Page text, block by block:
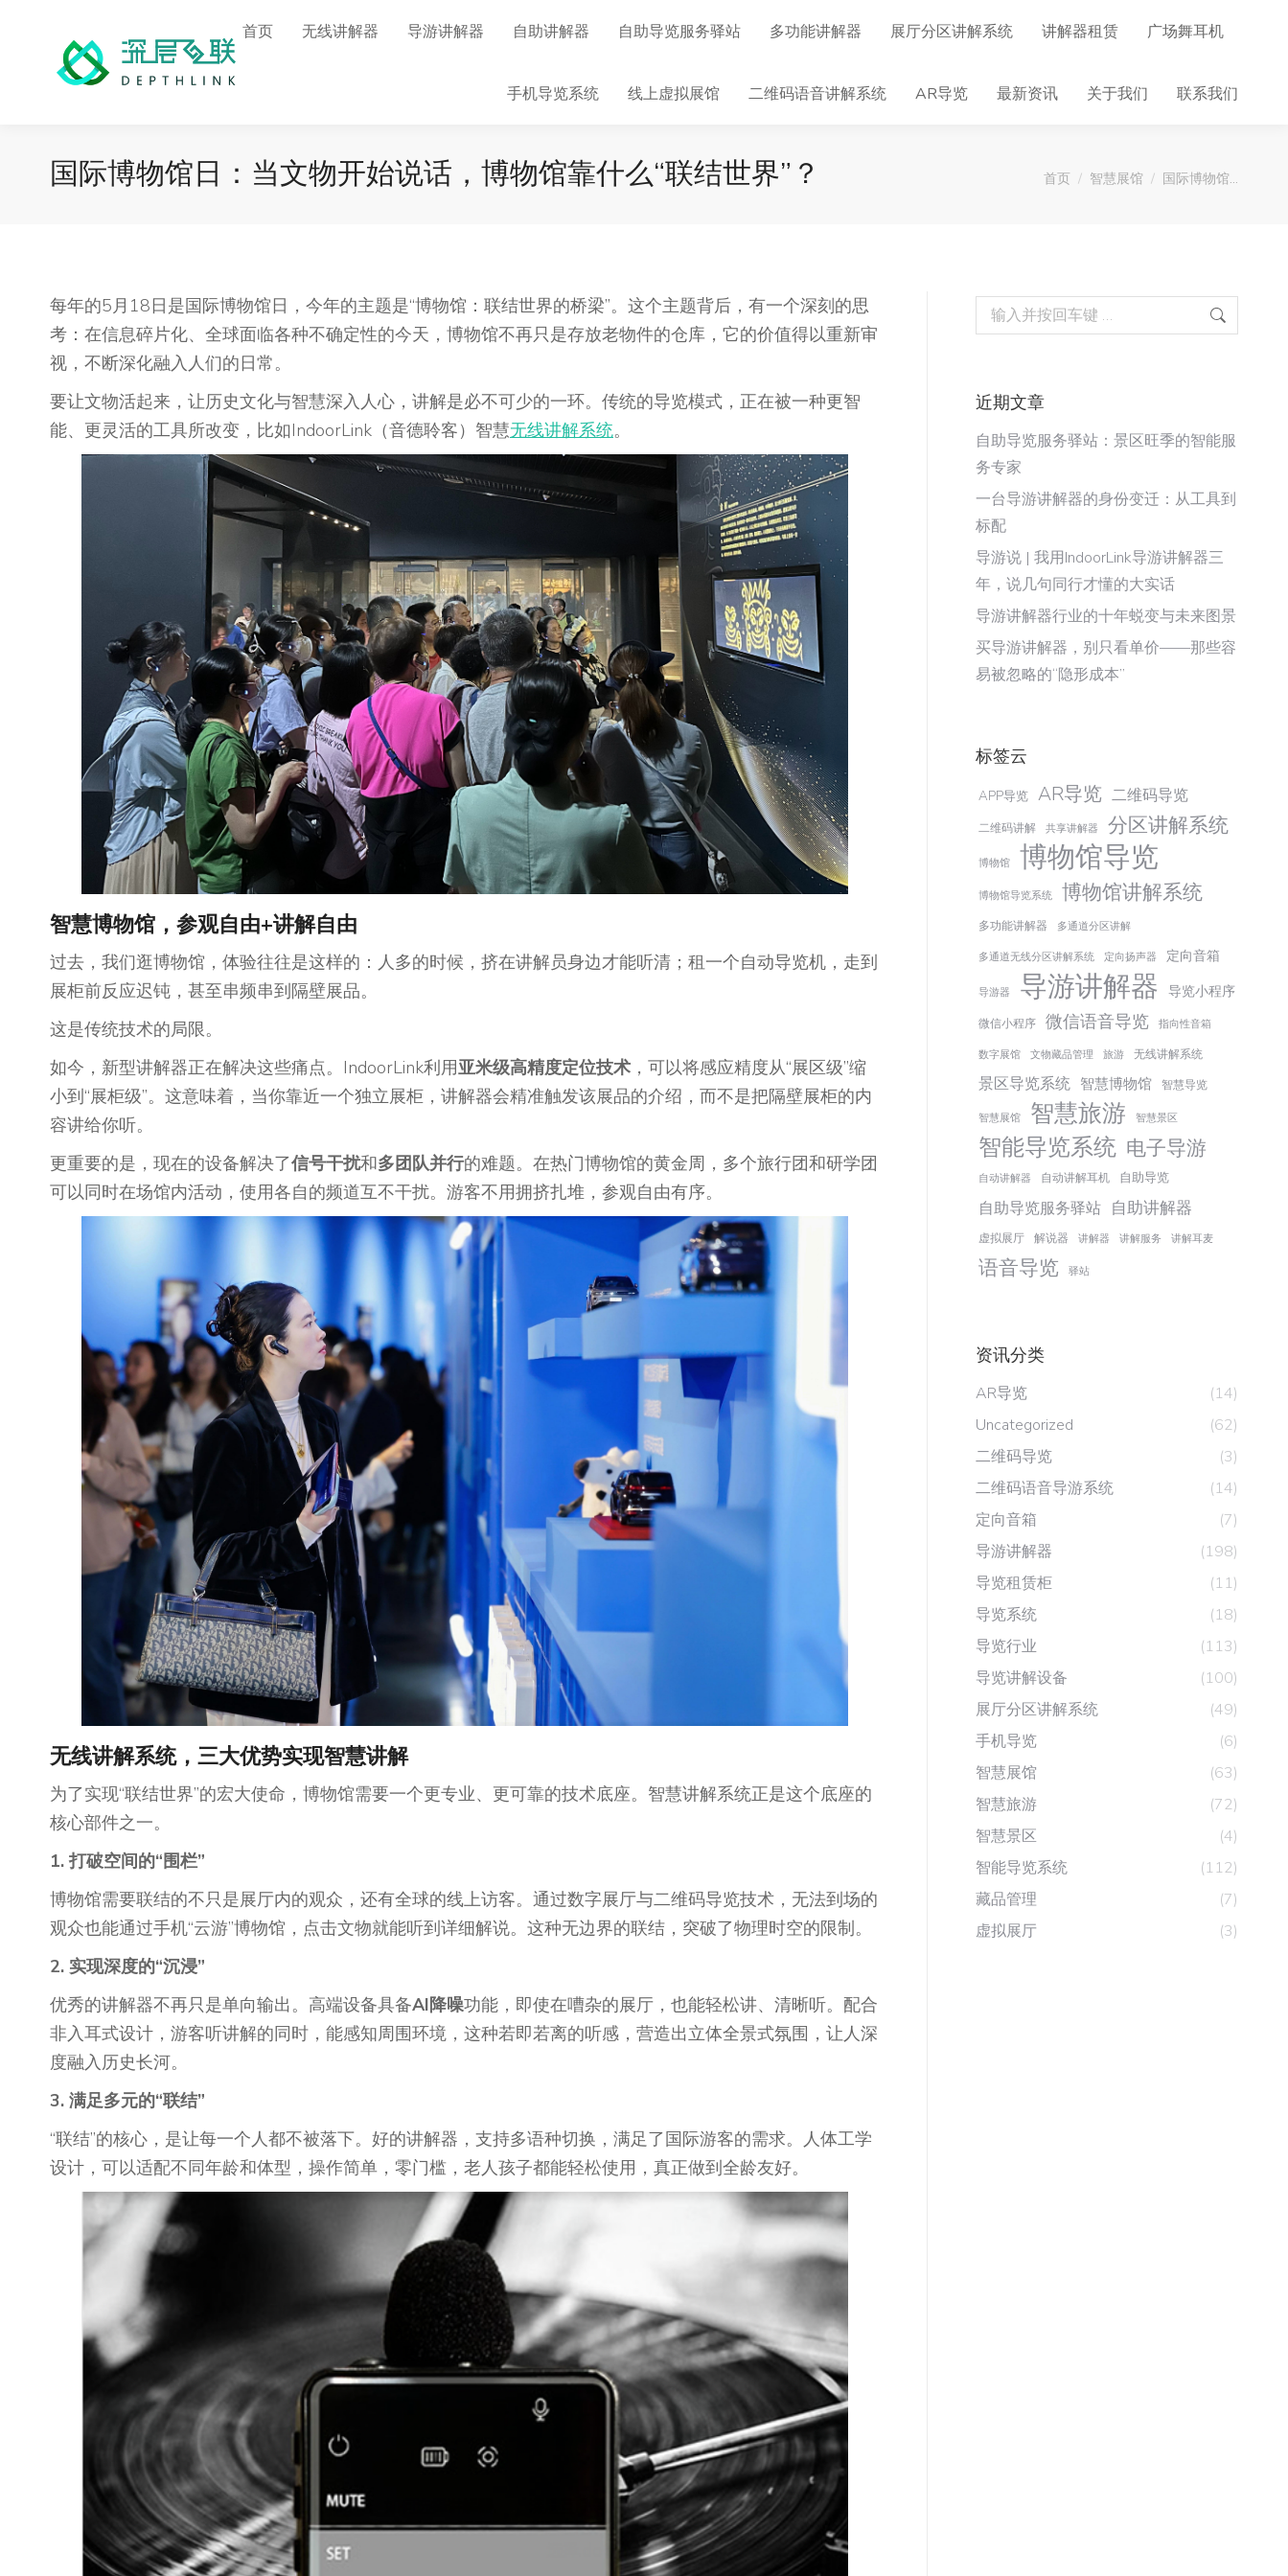
首页 无线讲解器 导游讲解器 自助讲解器 自助导览服务驿站 多功能讲解器 展厅分区讲解系统 讲解器租赁 广场舞耳机
手机导览系统 线上虚拟展馆 二维码语音讲解系统 AR导览 最新资讯 关于我们 联系我们
国际博物馆日：当文物开始说话，博物馆靠什么“联结世界”？ 您在这里：
首页 智慧展馆 国际博物馆…
每年的5月18日是国际博物馆日，今年的主题是“博物馆：联结世界的桥梁”。这个主题背后，有一个深刻的思
考：在信息碎片化、全球面临各种不确定性的今天，博物馆不再只是存放老物件的仓库，它的价值得以重新审
视，不断深化融入人们的日常。
要让文物活起来，让历史文化与智慧深入人心，讲解是必不可少的一环。传统的导览模式，正在被一种更智
能、更灵活的工具所改变，比如IndoorLink（音德聆客）智慧无线讲解系统。
智慧博物馆， 参观自由+讲解自由
过去，我们逛博物馆，体验往往是这样的：人多的时候，挤在讲解员身边才能听清；租一个自动导览机，走到
展柜前反应迟钝，甚至串频串到隔壁展品。
这是传统技术的局限。
如今，新型讲解器正在解决这些痛点。IndoorLink利用亚米级高精度定位技术 ，可以将感应精度从“展区级”缩
小到“展柜级”。这意味着，当你靠近一个独立展柜，讲解器会精准触发该展品的介绍，而不是把隔壁展柜的内
容讲给你听。
更重要的是，现在的设备解决了信号干扰和多团队并行的难题。在热门博物馆的黄金周，多个旅行团和研学团
可以同时在场馆内活动，使用各自的频道互不干扰。游客不用拥挤扎堆，参观自由有序。
无线讲解系统， 三大优势实现智慧讲解
为了实现“联结世界”的宏大使命，博物馆需要一个更专业、更可靠的技术底座。智慧讲解系统正是这个底座的
核心部件之一。
1. 打破空间的“围栏”
博物馆需要联结的不只是展厅内的观众，还有全球的线上访客。通过数字展厅与二维码导览技术，无法到场的
观众也能通过手机“云游”博物馆，点击文物就能听到详细解说。这种无边界的联结，突破了物理时空的限制。
2. 实现深度的“沉浸”
优秀的讲解器不再只是单向输出。高端设备具备AI降噪功能，即使在嘈杂的展厅，也能轻松讲、清晰听。配合
非入耳式设计，游客听讲解的同时，能感知周围环境，这种若即若离的听感，营造出立体全景式氛围，让人深
度融入历史长河。
3. 满足多元的“联结”
“联结”的核心，是让每一个人都不被落下。好的讲解器，支持多语种切换，满足了国际游客的需求。人体工学
设计，可以适配不同年龄和体型，操作简单，零门槛，老人孩子都能轻松使用，真正做到全龄友好。
Search:
近期文章
自助导览服务驿站：景区旺季的智能服
务专家
一台导游讲解器的身份变迁：从工具到
标配
导游说 | 我用IndoorLink导游讲解器三
年，说几句同行才懂的大实话
导游讲解器行业的十年蜕变与未来图景
买导游讲解器，别只看单价——那些容
易被忽略的“隐形成本”
标签云
APP导览 AR导览 二维码导览
二维码讲解 共享讲解器 分区讲解系统
博物馆 博物馆导览
博物馆导览系统 博物馆讲解系统
多功能讲解器 多通道分区讲解
多通道无线分区讲解系统 定向扬声器 定向音箱
导游器 导游讲解器 导览小程序
微信小程序 微信语音导览 指向性音箱
数字展馆 文物藏品管理 旅游 无线讲解系统
景区导览系统 智慧博物馆 智慧导览
智慧展馆 智慧旅游 智慧景区
智能导览系统 电子导游
自动讲解器 自动讲解耳机 自助导览
自助导览服务驿站 自助讲解器
虚拟展厅 解说器 讲解器 讲解服务 讲解耳麦
语音导览 驿站
资讯分类
AR导览
(14)
Uncategorized
(62)
二维码导览
(3)
二维码语音导游系统
(14)
定向音箱
(7)
导游讲解器
(198)
导览租赁柜
(11)
导览系统
(18)
导览行业
(113)
导览讲解设备
(100)
展厅分区讲解系统
(49)
手机导览
(6)
智慧展馆
(63)
智慧旅游
(72)
智慧景区
(4)
智能导览系统
(112)
藏品管理
(7)
虚拟展厅
(3)